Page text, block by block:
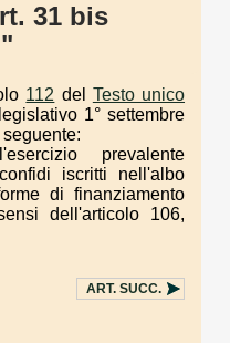
31 bis
112 del Testo unico
1° settembre
prevalente
iscritti nell'albo
di finanziamento
dell'articolo 106,
ART. SUCC.